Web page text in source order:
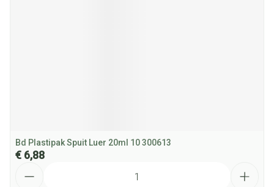
Bd Plastipak Spuit Luer 20ml 10 300613
€ 6,88